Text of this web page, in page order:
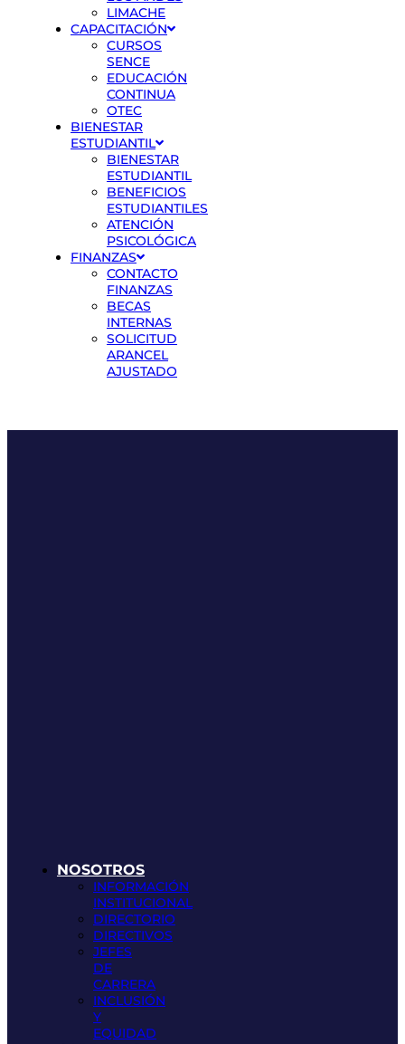
LIMACHE
CAPACITACIÓN
CURSOS
SENCE
EDUCACIÓN
CONTINUA
OTEC
BIENESTAR
ESTUDIANTIL
BIENESTAR
ESTUDIANTIL
BENEFICIOS
ESTUDIANTILES
ATENCIÓN
PSICOLÓGICA
FINANZAS
CONTACTO
FINANZAS
BECAS
INTERNAS
SOLICITUD
ARANCEL
AJUSTADO
NOSOTROS
INFORMACIÓN
INSTITUCIONAL
DIRECTORIO
DIRECTIVOS
JEFES
DE
CARRERA
INCLUSIÓN
Y
EQUIDAD